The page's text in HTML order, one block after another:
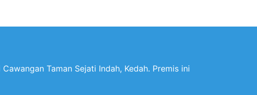
Taman Sejati Indah, Kedah. Premis ini